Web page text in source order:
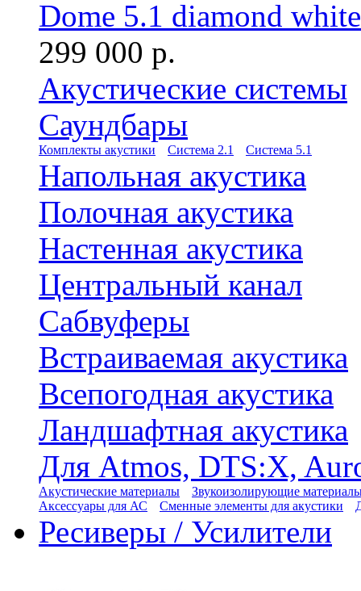
Dome 5.1 diamond white
299 000 р.
Акустические системы
Саундбары
Комплекты акустики Система 2.1 Система 5.1
Напольная акустика
Полочная акустика
Настенная акустика
Центральный канал
Сабвуферы
Встраиваемая акустика
Всепогодная акустика
Ландшафтная акустика
Для Atmos, DTS:X,
Акустические материалы
Звукоизолирующие
Аксессуары для АС
Сменные элементы для акустики
Ресиверы / Усилители